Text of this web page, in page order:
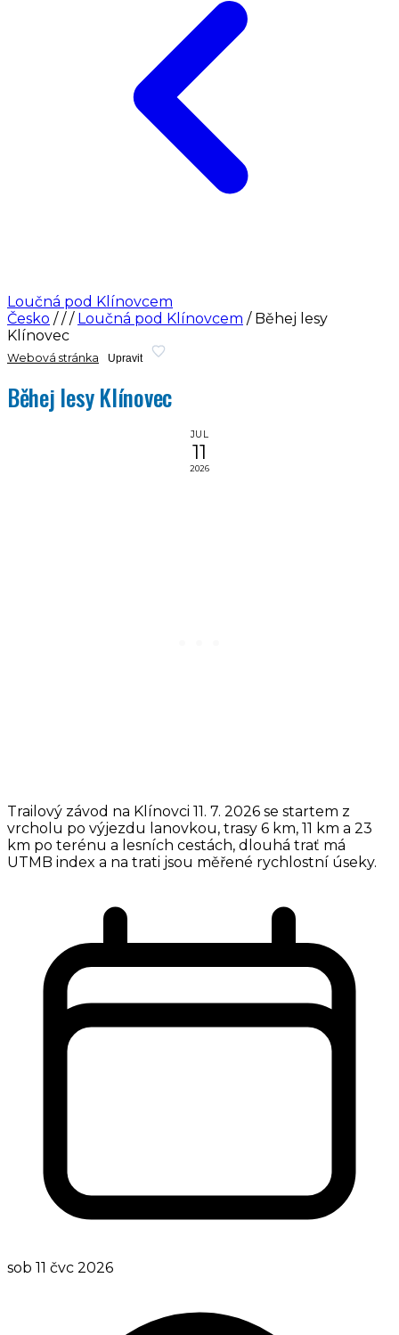
Loučná pod Klínovcem
Česko / / / Loučná pod Klínovcem / Běhej lesy
Klínovec
Webová stránka Upravit
Běhej lesy Klínovec
JUL
11
2026
Trailový závod na Klínovci 11. 7. 2026 se startem z
vrcholu po výjezdu lanovkou, trasy 6 km, 11 km a 23
km po terénu a lesních cestách, dlouhá trať má
UTMB index a na trati jsou měřené rychlostní úseky.
sob 11 čvc 2026